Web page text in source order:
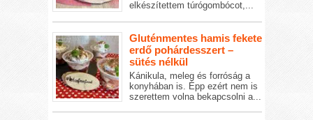
elkészítettem túrógombócot,...
Gluténmentes hamis fekete
erdő pohárdesszert –
sütés nélkül
Kánikula, meleg és forróság a
konyhában is. Épp ezért nem is
szerettem volna bekapcsolni a...